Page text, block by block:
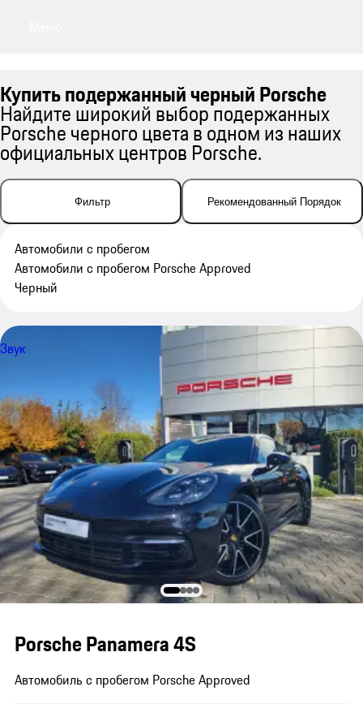
Купить подержанный черный Porsche
Найдите широкий выбор подержанных
Porsche черного цвета в одном из наших
официальных центров Porsche.
Фильтр Рекомендованный Порядок
Автомобили с пробегом
Автомобили с пробегом Porsche Approved
Черный
Звук
Porsche Panamera 4S
Автомобиль с пробегом Porsche Approved